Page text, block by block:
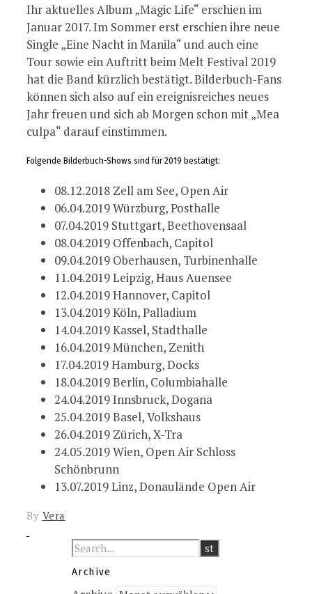
Ihr aktuelles Album „Magic Life“ erschien im
Januar 2017. Im Sommer erst erschien ihre neue
Single „Eine Nacht in Manila“ und auch eine
Tour sowie ein Auftritt beim Melt Festival 2019
hat die Band kürzlich bestätigt. Bilderbuch-Fans
können sich also auf ein ereignisreiches neues
Jahr freuen und sich ab Morgen schon mit „Mea
culpa“ darauf einstimmen.
Folgende Bilderbuch-Shows sind für 2019 bestätigt:
08.12.2018 Zell am See, Open Air
06.04.2019 Würzburg, Posthalle
07.04.2019 Stuttgart, Beethovensaal
08.04.2019 Offenbach, Capitol
09.04.2019 Oberhausen, Turbinenhalle
11.04.2019 Leipzig, Haus Auensee
12.04.2019 Hannover, Capitol
13.04.2019 Köln, Palladium
14.04.2019 Kassel, Stadthalle
16.04.2019 München, Zenith
17.04.2019 Hamburg, Docks
18.04.2019 Berlin, Columbiahalle
24.04.2019 Innsbruck, Dogana
25.04.2019 Basel, Volkshaus
26.04.2019 Zürich, X-Tra
24.05.2019 Wien, Open Air Schloss
Schönbrunn
13.07.2019 Linz, Donaulände Open Air
By Vera
Archive